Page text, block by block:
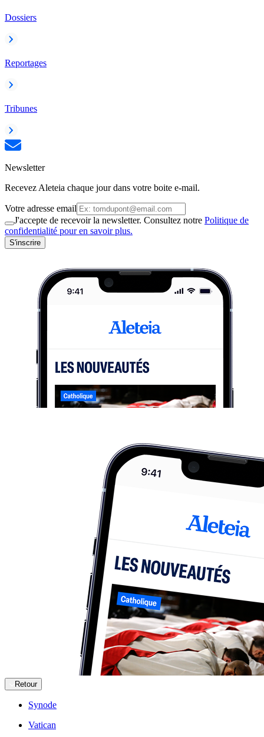
Dossiers
Reportages
Tribunes
Newsletter
Recevez Aleteia chaque jour dans votre boite e-mail.
Votre adresse email
J'accepte de recevoir la newsletter. Consultez notre Politique de
confidentialité pour en savoir plus.
S'inscrire
Retour
Synode
Vatican